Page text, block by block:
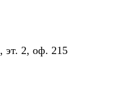
эт. 2, оф. 215